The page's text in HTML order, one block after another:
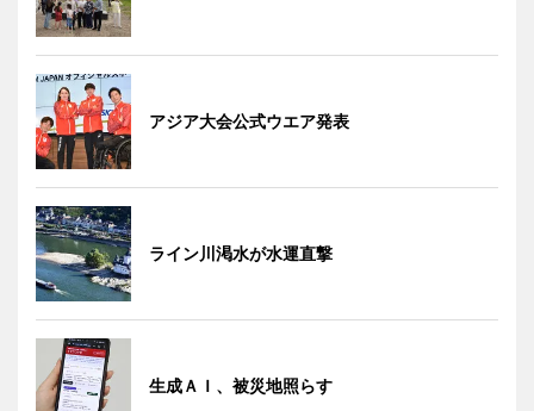
アジア大会公式ウエア発表
ライン川渇水が水運直撃
生成ＡＩ、被災地照らす